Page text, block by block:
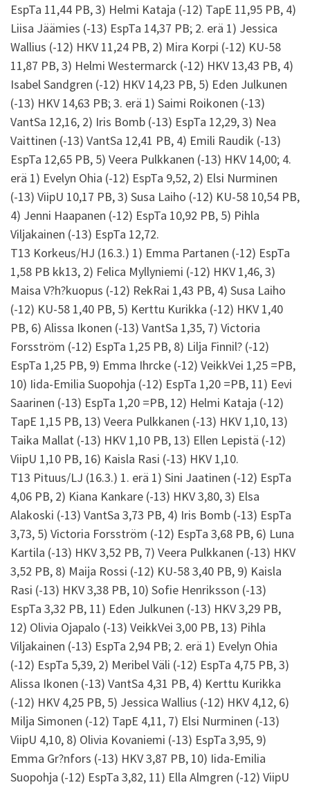
EspTa 11,44 PB, 3) Helmi Kataja (-12) TapE 11,95 PB, 4)
Liisa Jäämies (-13) EspTa 14,37 PB; 2. erä 1) Jessica
Wallius (-12) HKV 11,24 PB, 2) Mira Korpi (-12) KU-58
11,87 PB, 3) Helmi Westermarck (-12) HKV 13,43 PB, 4)
Isabel Sandgren (-12) HKV 14,23 PB, 5) Eden Julkunen
(-13) HKV 14,63 PB; 3. erä 1) Saimi Roikonen (-13)
VantSa 12,16, 2) Iris Bomb (-13) EspTa 12,29, 3) Nea
Vaittinen (-13) VantSa 12,41 PB, 4) Emili Raudik (-13)
EspTa 12,65 PB, 5) Veera Pulkkanen (-13) HKV 14,00; 4.
erä 1) Evelyn Ohia (-12) EspTa 9,52, 2) Elsi Nurminen
(-13) ViipU 10,17 PB, 3) Susa Laiho (-12) KU-58 10,54 PB,
4) Jenni Haapanen (-12) EspTa 10,92 PB, 5) Pihla
Viljakainen (-13) EspTa 12,72.
T13 Korkeus/HJ (16.3.) 1) Emma Partanen (-12) EspTa
1,58 PB kk13, 2) Felica Myllyniemi (-12) HKV 1,46, 3)
Maisa V?h?kuopus (-12) RekRai 1,43 PB, 4) Susa Laiho
(-12) KU-58 1,40 PB, 5) Kerttu Kurikka (-12) HKV 1,40
PB, 6) Alissa Ikonen (-13) VantSa 1,35, 7) Victoria
Forsström (-12) EspTa 1,25 PB, 8) Lilja Finnil? (-12)
EspTa 1,25 PB, 9) Emma Ihrcke (-12) VeikkVei 1,25 =PB,
10) Iida-Emilia Suopohja (-12) EspTa 1,20 =PB, 11) Eevi
Saarinen (-13) EspTa 1,20 =PB, 12) Helmi Kataja (-12)
TapE 1,15 PB, 13) Veera Pulkkanen (-13) HKV 1,10, 13)
Taika Mallat (-13) HKV 1,10 PB, 13) Ellen Lepistä (-12)
ViipU 1,10 PB, 16) Kaisla Rasi (-13) HKV 1,10.
T13 Pituus/LJ (16.3.) 1. erä 1) Sini Jaatinen (-12) EspTa
4,06 PB, 2) Kiana Kankare (-13) HKV 3,80, 3) Elsa
Alakoski (-13) VantSa 3,73 PB, 4) Iris Bomb (-13) EspTa
3,73, 5) Victoria Forsström (-12) EspTa 3,68 PB, 6) Luna
Kartila (-13) HKV 3,52 PB, 7) Veera Pulkkanen (-13) HKV
3,52 PB, 8) Maija Rossi (-12) KU-58 3,40 PB, 9) Kaisla
Rasi (-13) HKV 3,38 PB, 10) Sofie Henriksson (-13)
EspTa 3,32 PB, 11) Eden Julkunen (-13) HKV 3,29 PB,
12) Olivia Ojapalo (-13) VeikkVei 3,00 PB, 13) Pihla
Viljakainen (-13) EspTa 2,94 PB; 2. erä 1) Evelyn Ohia
(-12) EspTa 5,39, 2) Meribel Väli (-12) EspTa 4,75 PB, 3)
Alissa Ikonen (-13) VantSa 4,31 PB, 4) Kerttu Kurikka
(-12) HKV 4,25 PB, 5) Jessica Wallius (-12) HKV 4,12, 6)
Milja Simonen (-12) TapE 4,11, 7) Elsi Nurminen (-13)
ViipU 4,10, 8) Olivia Kovaniemi (-13) EspTa 3,95, 9)
Emma Gr?nfors (-13) HKV 3,87 PB, 10) Iida-Emilia
Suopohja (-12) EspTa 3,82, 11) Ella Almgren (-12) ViipU